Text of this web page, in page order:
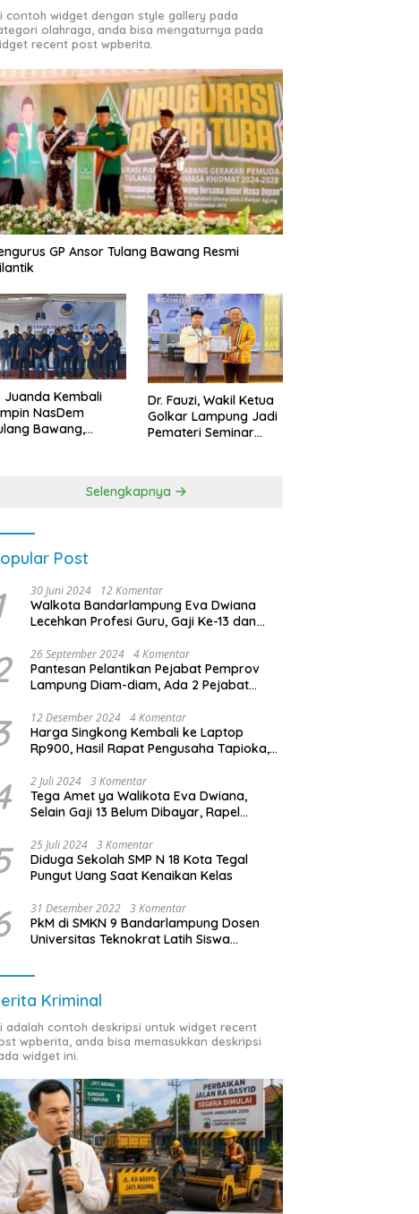
contoh widget dengan style gallery pada
olahraga, anda bisa mengaturnya pada
recent post wpberita.
GP Ansor Tulang Bawang Resmi
Juanda Kembali
NasDem
Bawang,
Dr. Fauzi, Wakil Ketua
Golkar Lampung Jadi
Pemateri Seminar
Kebangsaan
Selengkapnya
Post
30 Juni 2024 12 Komentar
Walkota Bandarlampung Eva Dwiana
Lecehkan Profesi Guru, Gaji Ke-13 dan
26 September 2024 4 Komentar
Pantesan Pelantikan Pejabat Pemprov
Lampung Diam-diam, Ada 2 Pejabat
12 Desember 2024 4 Komentar
Harga Singkong Kembali ke Laptop
Rp900, Hasil Rapat Pengusaha Tapioka,
Lampung
2 Juli 2024 3 Komentar
Tega Amet ya Walikota Eva Dwiana,
Selain Gaji 13 Belum Dibayar, Rapel
Dibayar
25 Juli 2024 3 Komentar
Diduga Sekolah SMP N 18 Kota Tegal
Pungut Uang Saat Kenaikan Kelas
31 Desember 2022 3 Komentar
PkM di SMKN 9 Bandarlampung Dosen
Universitas Teknokrat Latih Siswa
Kriminal
adalah contoh deskripsi untuk widget recent
wpberita, anda bisa memasukkan deskripsi
widget ini.